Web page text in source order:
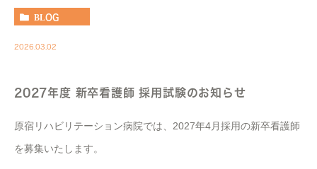
BLOG
2026.03.02
2027年度 新卒看護師 採用試験のお知らせ
原宿リハビリテーション病院では、2027年4月採用の新卒看護師
を募集いたします。